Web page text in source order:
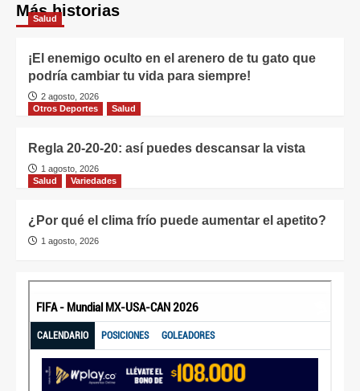
Más historias
Salud
¡El enemigo oculto en el arenero de tu gato que
podría cambiar tu vida para siempre!
2 agosto, 2026
Otros Deportes
Salud
Regla 20-20-20: así puedes descansar la vista
1 agosto, 2026
Salud
Variedades
¿Por qué el clima frío puede aumentar el apetito?
1 agosto, 2026